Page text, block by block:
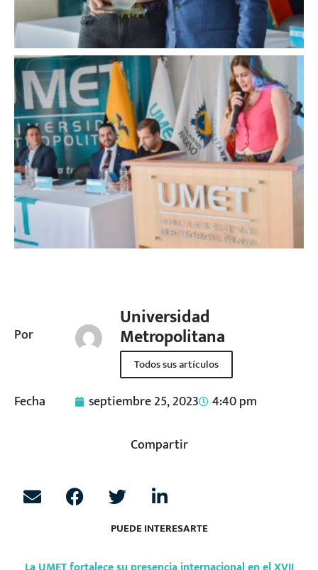
Por
Universidad
Metropolitana
Todos sus artículos
Fecha septiembre 25, 2023 4:40 pm
Compartir
PUEDE INTERESARTE